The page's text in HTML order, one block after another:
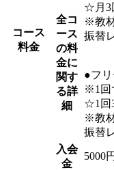
コース
料金
全コ
ース
の料
金に
関す
る詳
細
☆月3
※教
振替
●フ
※1回
☆1回
※教
振替
入会
金
5000円